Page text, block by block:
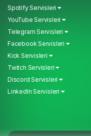
Spotify Servisleri
YouTube Servisleri
Telegram Servisleri
Facebook Servisleri
Kick Servisleri
Twitch Servisleri
Discord Servisleri
LinkedIn Servisleri